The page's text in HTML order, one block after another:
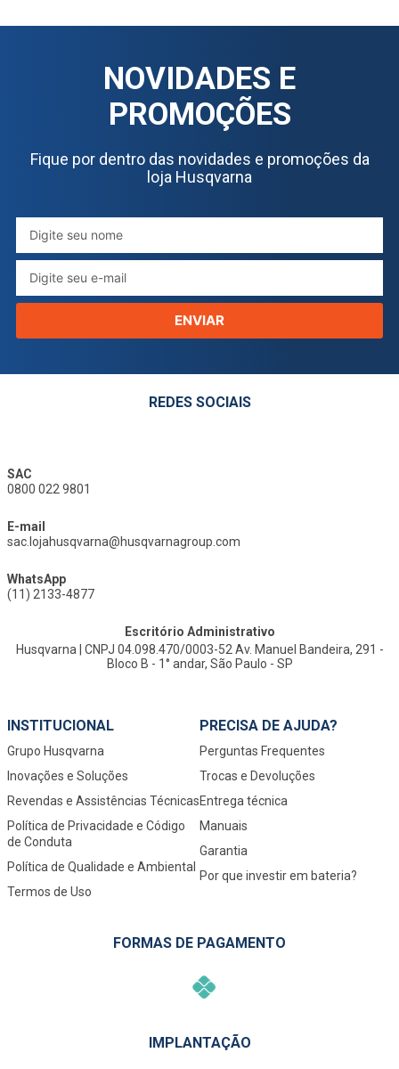
NOVIDADES E
PROMOÇÕES
Fique por dentro das novidades e promoções da
loja Husqvarna
ENVIAR
REDES SOCIAIS
SAC
0800 022 9801
E-mail
sac.lojahusqvarna@husqvarnagroup.com
WhatsApp
(11) 2133-4877
Escritório Administrativo
Husqvarna | CNPJ 04.098.470/0003-52 Av. Manuel Bandeira, 291 -
Bloco B - 1° andar, São Paulo - SP
INSTITUCIONAL
Grupo Husqvarna
Inovações e Soluções
Revendas e Assistências Técnicas
Política de Privacidade e Código
de Conduta
Política de Qualidade e Ambiental
Termos de Uso
PRECISA DE AJUDA?
Perguntas Frequentes
Trocas e Devoluções
Entrega técnica
Manuais
Garantia
Por que investir em bateria?
FORMAS DE PAGAMENTO
IMPLANTAÇÃO